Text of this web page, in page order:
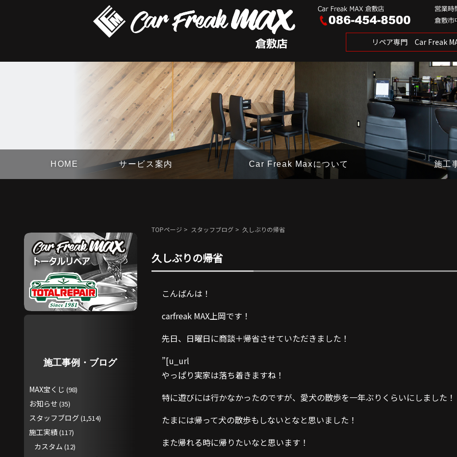
リペア専門 Car Freak
HOME サービス案内 Car Freak Maxについて 施工
TOPページ > スタッフブログ > 久しぶりの帰省
久しぶりの帰省
こんばんは！
carfreak MAX上岡です！
先日、日曜日に商談＋帰省させていただきました！
”[u_url
やっぱり実家は落ち着きますね！
特に遊びには行かなかったのですが、愛犬の散歩を一年ぶりくらいにしました！
たまには帰って犬の散歩もしないとなと思いました！
また帰れる時に帰りたいなと思います！
施工事例・ブログ
MAX宝くじ (98)
お知らせ (35)
スタッフブログ(1,514)
施工実績(117)
カスタム (12)